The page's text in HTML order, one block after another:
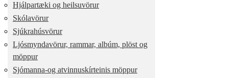
Hjálpartæki og heilsuvörur
Skólavörur
Sjúkrahúsvörur
Ljósmyndavörur, rammar, albúm, plöst og
möppur
Sjómanna-og atvinnuskírteinis möppur